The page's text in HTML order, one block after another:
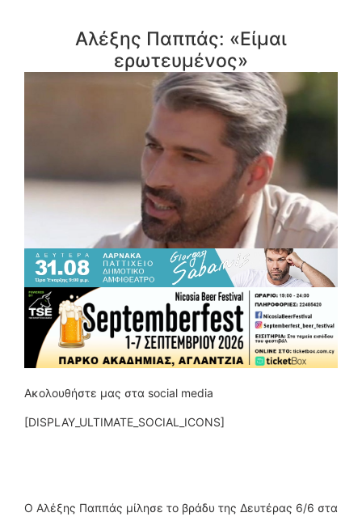
Αλέξης Παππάς: «Είμαι
ερωτευμένος»
Ακολουθήστε μας στα social media
[DISPLAY_ULTIMATE_SOCIAL_ICONS]
Ο Αλέξης Παππάς μίλησε το βράδυ της Δευτέρας 6/6 στα